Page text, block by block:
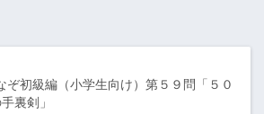
ぞ初級編（小学生向け）第５９問「５０
裏剣」